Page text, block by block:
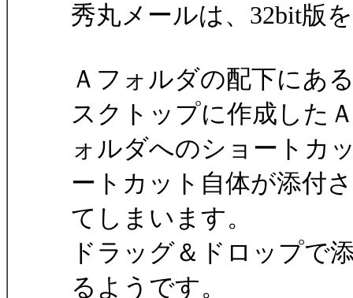
秀丸メールは、32bit版
Ａフォルダの配下にあ
スクトップに作成した
ォルダへのショートカ
ートカット自体が添付
てしまいます。
ドラッグ＆ドロップで
るようです。